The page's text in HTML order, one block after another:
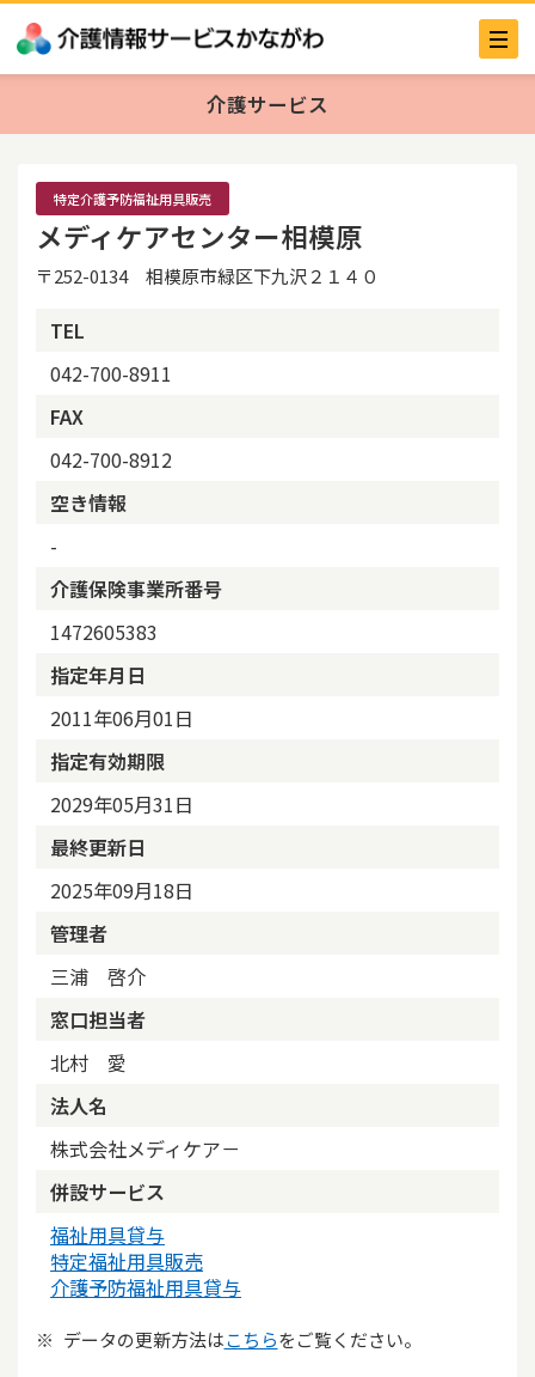
介護サービス
特定介護予防福祉用具販売
メディケアセンター相模原
〒252-0134 相模原市緑区下九沢２１４０
TEL
042-700-8911
FAX
042-700-8912
空き情報
-
介護保険事業所番号
1472605383
指定年月日
2011年06月01日
指定有効期限
2029年05月31日
最終更新日
2025年09月18日
管理者
三浦 啓介
窓口担当者
北村 愛
法人名
株式会社メディケア－
併設サービス
福祉用具貸与
特定福祉用具販売
介護予防福祉用具貸与
データの更新方法はこちらをご覧ください。